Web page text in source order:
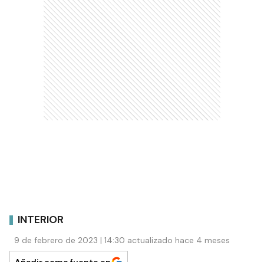
INTERIOR
9 de febrero de 2023 | 14:30 actualizado hace 4 meses